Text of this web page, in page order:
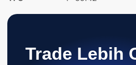
Trade Lebih